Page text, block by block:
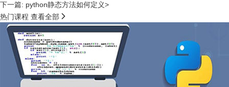
下一篇: python静态方法如何定义>
热门课程 查看全部 